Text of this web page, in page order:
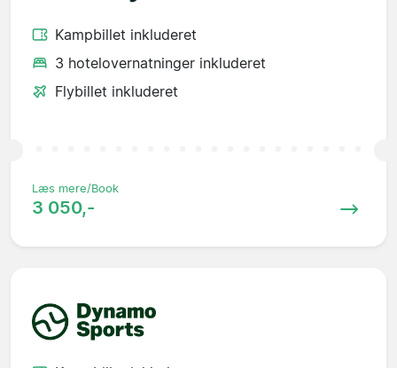
Kampbillet inkluderet
3 hotelovernatninger inkluderet
Flybillet inkluderet
Læs mere/Book
3 050,-